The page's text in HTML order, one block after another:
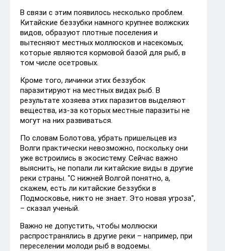
В связи с этим появилось несколько проблем.
Китайские беззубки намного крупнее волжских
видов, образуют плотные поселения и
вытесняют местных моллюсков и насекомых,
которые являются кормовой базой для рыб, в
том числе осетровых.
Кроме того, личинки этих беззубок
паразитируют на местных видах рыб. В
результате хозяева этих паразитов выделяют
вещества, из-за которых местные паразиты не
могут на них развиваться.
По словам Болотова, убрать пришельцев из
Волги практически невозможно, поскольку они
уже встроились в экосистему. Сейчас важно
выяснить, не попали ли китайские виды в другие
реки страны. "С нижней Волгой понятно, а,
скажем, есть ли китайские беззубки в
Подмосковье, никто не знает. Это новая угроза",
– сказал ученый.
Важно не допустить, чтобы моллюски
распространялись в другие реки – например, при
переселении молоди рыб в водоемы.